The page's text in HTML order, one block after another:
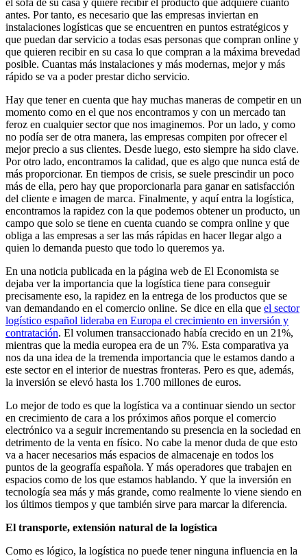
el sofá de su casa y quiere recibir el producto que adquiere cuanto
antes. Por tanto, es necesario que las empresas inviertan en
instalaciones logísticas que se encuentren en puntos estratégicos y
que puedan dar servicio a todas esas personas que compran online y
que quieren recibir en su casa lo que compran a la máxima brevedad
posible. Cuantas más instalaciones y más modernas, mejor y más
rápido se va a poder prestar dicho servicio.
Hay que tener en cuenta que hay muchas maneras de competir en un
momento como en el que nos encontramos y con un mercado tan
feroz en cualquier sector que nos imaginemos. Por un lado, y como
no podía ser de otra manera, las empresas compiten por ofrecer el
mejor precio a sus clientes. Desde luego, esto siempre ha sido clave.
Por otro lado, encontramos la calidad, que es algo que nunca está de
más proporcionar. En tiempos de crisis, se suele prescindir un poco
más de ella, pero hay que proporcionarla para ganar en satisfacción
del cliente e imagen de marca. Finalmente, y aquí entra la logística,
encontramos la rapidez con la que podemos obtener un producto, un
campo que solo se tiene en cuenta cuando se compra online y que
obliga a las empresas a ser las más rápidas en hacer llegar algo a
quien lo demanda puesto que todo lo queremos ya.
En una noticia publicada en la página web de El Economista se
dejaba ver la importancia que la logística tiene para conseguir
precisamente eso, la rapidez en la entrega de los productos que se
van demandando en el comercio online. Se dice en ella que el sector
logístico español lideraba en Europa el crecimiento en inversión y
contratación. El volumen transaccionado había crecido en un 21%,
mientras que la media europea era de un 7%. Esta comparativa ya
nos da una idea de la tremenda importancia que le estamos dando a
este sector en el interior de nuestras fronteras. Pero es que, además,
la inversión se elevó hasta los 1.700 millones de euros.
Lo mejor de todo es que la logística va a continuar siendo un sector
en crecimiento de cara a los próximos años porque el comercio
electrónico va a seguir incrementando su presencia en la sociedad en
detrimento de la venta en físico. No cabe la menor duda de que esto
va a hacer necesarios más espacios de almacenaje en todos los
puntos de la geografía española. Y más operadores que trabajen en
espacios como de los que estamos hablando. Y que la inversión en
tecnología sea más y más grande, como realmente lo viene siendo en
los últimos tiempos y que también sirve para marcar la diferencia.
El transporte, extensión natural de la logística
Como es lógico, la logística no puede tener ninguna influencia en la